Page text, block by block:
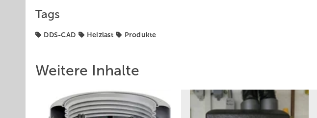
Tags
DDS-CAD Heizlast Produkte
Weitere Inhalte